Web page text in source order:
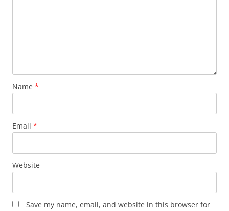
Name *
Email *
Website
Save my name, email, and website in this browser for